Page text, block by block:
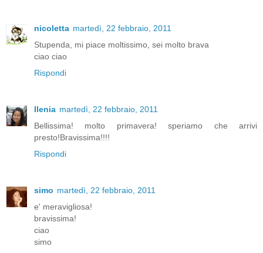
nicoletta martedì, 22 febbraio, 2011
Stupenda, mi piace moltissimo, sei molto brava
ciao ciao
Rispondi
Ilenia martedì, 22 febbraio, 2011
Bellissima! molto primavera! speriamo che arrivi
presto!Bravissima!!!!
Rispondi
simo martedì, 22 febbraio, 2011
e' meravigliosa!
bravissima!
ciao
simo